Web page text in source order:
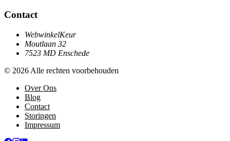
Contact
WebwinkelKeur
Moutlaan 32
7523 MD Enschede
© 2026 Alle rechten voorbehouden
Over Ons
Blog
Contact
Storingen
Impressum